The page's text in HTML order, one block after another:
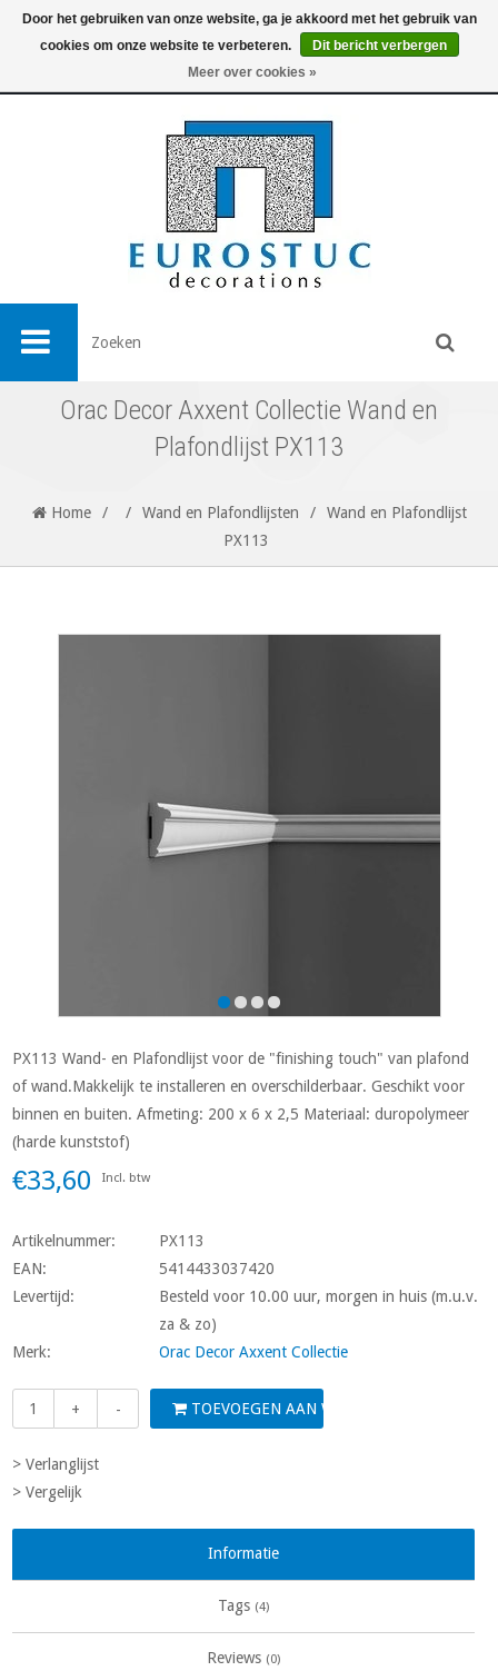
0
Orac Decor Axxent Collectie Wand en
Plafondlijst PX113
Home / / Wand en Plafondlijsten /
Wand en Plafondlijst
PX113
PX113 Wand- en Plafondlijst voor de "finishing touch" van plafond
of wand.Makkelijk te installeren en overschilderbaar. Geschikt voor
binnen en buiten. Afmeting: 200 x 6 x 2,5 Materiaal: duropolymeer
(harde kunststof)
€33,60 Incl. btw
Artikelnummer:
PX113
EAN:
5414433037420
Levertijd:
Besteld voor 10.00 uur, morgen in huis (m.u.v.
za & zo)
Merk:
Orac Decor Axxent Collectie
+ - TOEVOEGEN AAN WINKELWAGEN
> Verlanglijst
> Vergelijk
Informatie
Tags (4)
Reviews (0)
Door het gebruiken van onze website, ga je akkoord met het gebruik van
cookies om onze website te verbeteren.
Dit bericht verbergen
Meer over cookies »